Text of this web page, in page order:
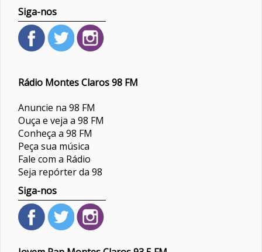
Siga-nos
Rádio Montes Claros 98 FM
Anuncie na 98 FM
Ouça e veja a 98 FM
Conheça a 98 FM
Peça sua música
Fale com a Rádio
Seja repórter da 98
Siga-nos